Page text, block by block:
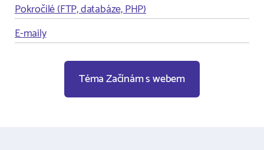
Pokročilé (FTP, databáze, PHP)
E-maily
Téma Začínám s webem